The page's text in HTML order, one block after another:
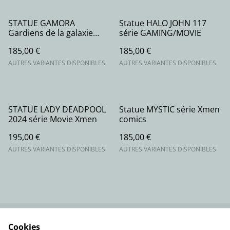
STATUE GAMORA
Gardiens de la galaxie
185,00 €
AUTRES VARIANTES DISPONIBLES
Statue HALO JOHN 117
série GAMING/MOVIE
185,00 €
AUTRES VARIANTES DISPONIBLES
STATUE LADY DEADPOOL
2024 série Movie Xmen
195,00 €
AUTRES VARIANTES DISPONIBLES
Statue MYSTIC série Xmen
comics
185,00 €
AUTRES VARIANTES DISPONIBLES
Cookies